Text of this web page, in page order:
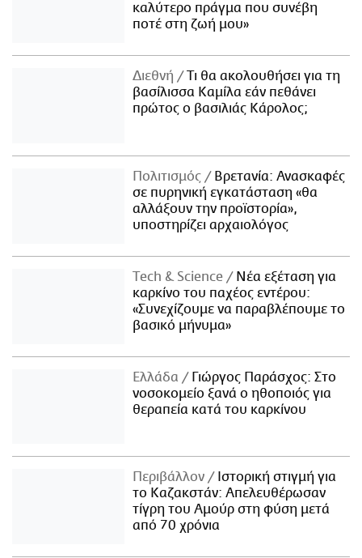
καλύτερο πράγμα που συνέβη
ποτέ στη ζωή μου»
Διεθνή
Τι θα ακολουθήσει για τη
βασίλισσα Καμίλα εάν πεθάνει
πρώτος ο βασιλιάς Κάρολος;
Πολιτισμός
Βρετανία: Ανασκαφές
σε πυρηνική εγκατάσταση «θα
αλλάξουν την προϊστορία»,
υποστηρίζει αρχαιολόγος
Τech & Science
Νέα εξέταση για
καρκίνο του παχέος εντέρου:
«Συνεχίζουμε να παραβλέπουμε το
βασικό μήνυμα»
Ελλάδα
Γιώργος Παράσχος: Στο
νοσοκομείο ξανά ο ηθοποιός για
θεραπεία κατά του καρκίνου
Περιβάλλον
Ιστορική στιγμή για
το Καζακστάν: Απελευθέρωσαν
τίγρη του Αμούρ στη φύση μετά
από 70 χρόνια